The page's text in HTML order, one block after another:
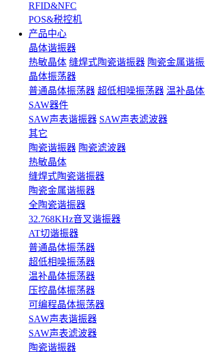
RFID&NFC
POS&税控机
产品中心
晶体谐振器
热敏晶体 缝焊式陶瓷谐振器 陶瓷金属谐
晶体振荡器
普通晶体振荡器 超低相噪振荡器 温补晶
SAW器件
SAW声表谐振器 SAW声表滤波器
其它
陶瓷谐振器 陶瓷滤波器
热敏晶体
缝焊式陶瓷谐振器
陶瓷金属谐振器
全陶瓷谐振器
32.768KHz音叉谐振器
AT切谐振器
普通晶体振荡器
超低相噪振荡器
温补晶体振荡器
压控晶体振荡器
可编程晶体振荡器
SAW声表谐振器
SAW声表滤波器
陶瓷谐振器